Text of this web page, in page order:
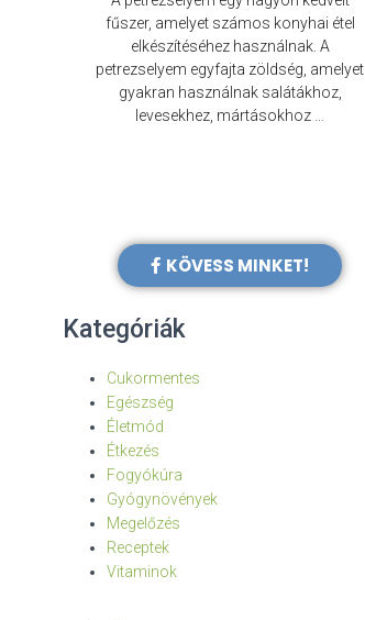
fűszer, amelyet számos konyhai étel
elkészítéséhez használnak. A
petrezselyem egyfajta zöldség, amelyet
gyakran használnak salátákhoz,
levesekhez, mártásokhoz …
KÖVESS MINKET!
Kategóriák
Cukormentes
Egészség
Életmód
Étkezés
Fogyókúra
Gyógynövények
Megelőzés
Receptek
Vitaminok